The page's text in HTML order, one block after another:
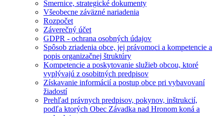
Smernice, strategické dokumenty
Všeobecne záväzné nariadenia
Rozpočet
Záverečný účet
GDPR - ochrana osobných údajov
Spôsob zriadenia obce, jej právomoci a kompetencie a
popis organizačnej štruktúry
Kompetencie a poskytovanie služieb obcou, ktoré
vyplývajú z osobitných predpisov
Získavanie informácií a postup obce pri vybavovaní
žiadostí
Prehľad právnych predpisov, pokynov, inštrukcií,
podľa ktorých Obec Závadka nad Hronom koná a